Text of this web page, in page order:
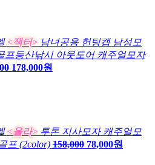
<잭터> 남녀공용 헌팅캡 남성모
프등산낚시 아웃도어 캐주얼모자
178,000원
<올라> 투톤 지사모자 캐주얼모
프 (2color) 158,000 78,000원